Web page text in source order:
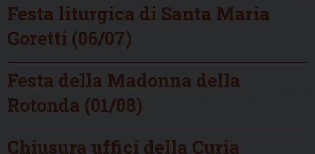
Festa liturgica di Santa Maria
Goretti (06/07)
Festa della Madonna della
Rotonda (01/08)
Chiusura uffici della Curia